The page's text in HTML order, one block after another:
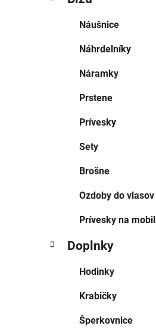
Náušnice
Náhrdelníky
Náramky
Prstene
Prívesky
Sety
Brošne
Ozdoby do vlasov
Prívesky na mobil
Doplnky
Hodinky
Krabičky
Šperkovnice